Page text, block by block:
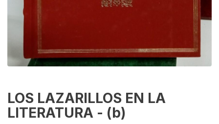
LOS LAZARILLOS EN LA
LITERATURA - (b)